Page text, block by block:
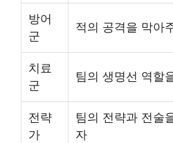
방어
군
적의 공격을 막아
치료
군
팀의 생명선 역할
전략
가
팀의 전략과 전술
자